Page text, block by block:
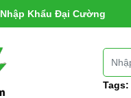
Khẩu Đại Cường
Tags: